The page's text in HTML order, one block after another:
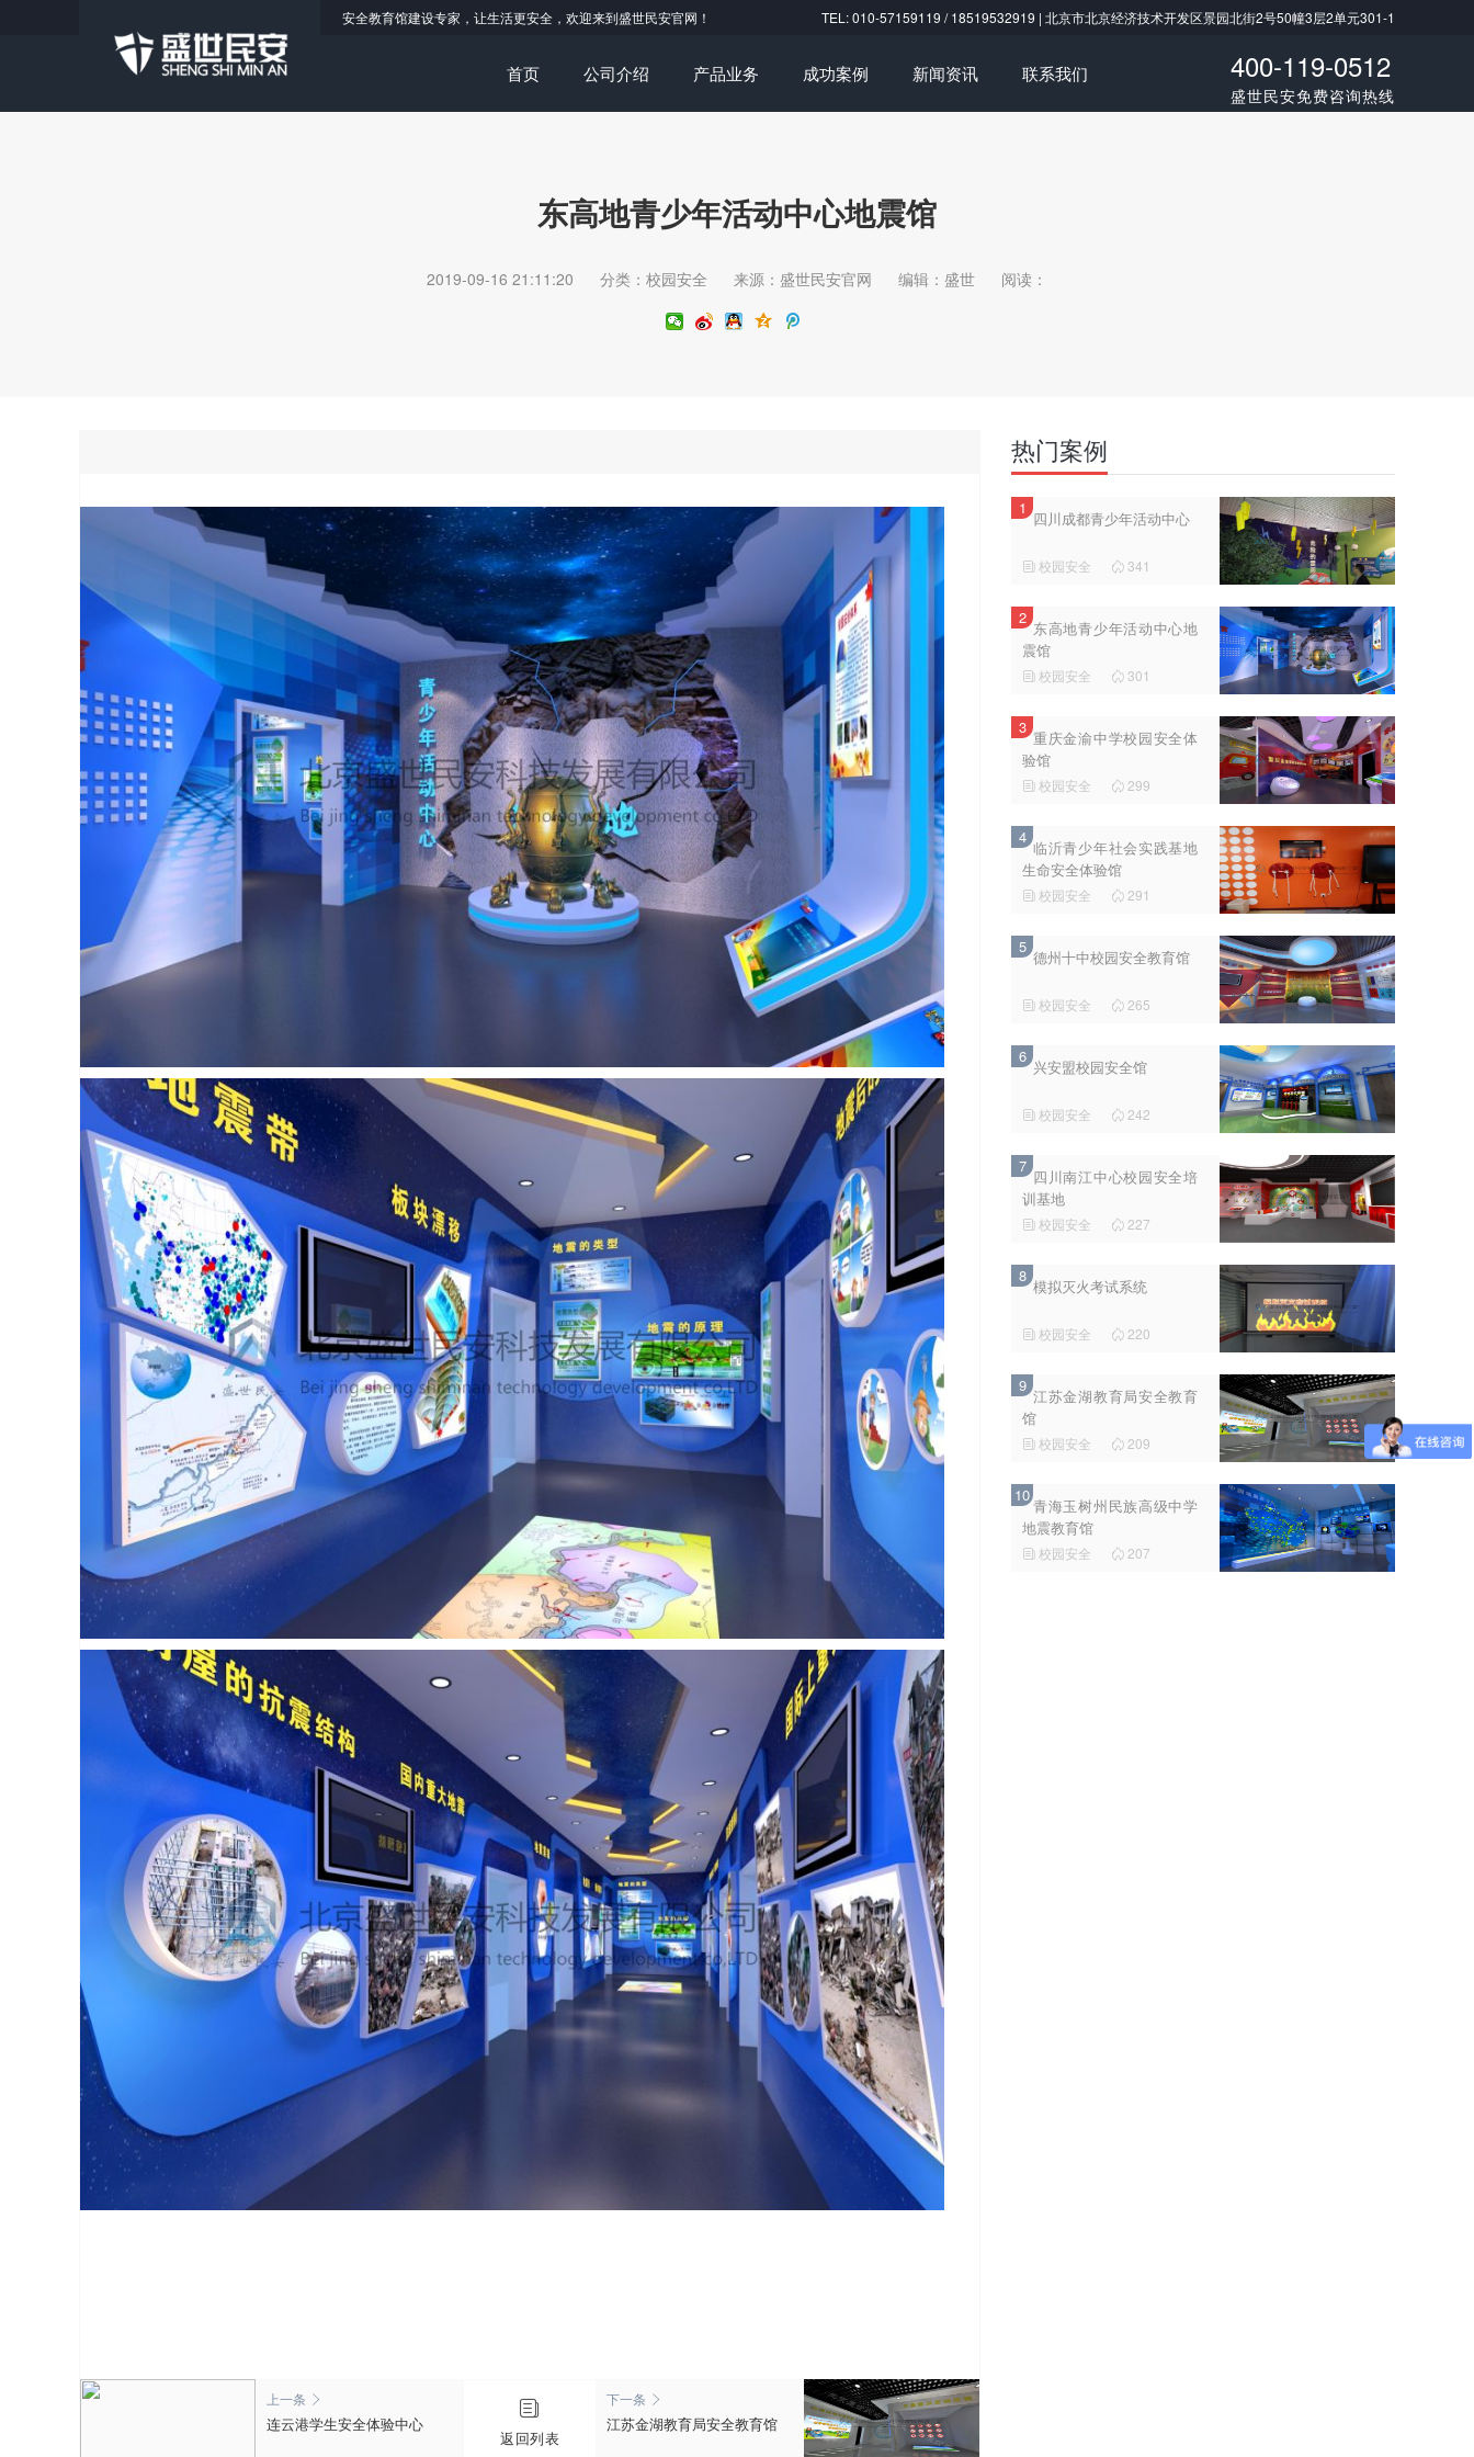
安全教育馆建设专家，让生活更安全，欢迎来到盛世民安官网！ TEL: 010-57159119 / 18519532919 | 北京市北京经济技术开发区景园北街2号50幢3层2单元301-1
首页 公司介绍 产品业务 成功案例 新闻资讯 联系我们 400-119-0512
盛世民安免费咨询热线
东高地青少年活动中心地震馆
2019-09-16 21:11:20 分类：校园安全 来源：盛世民安官网 编辑：盛世 阅读：
上一条 
连云港学生安全体验中心

返回列表
下一条 
江苏金湖教育局安全教育馆
热门案例
四川成都青少年活动中心
 校园安全  341
1
东高地青少年活动中心地
震馆
 校园安全  301
2
重庆金渝中学校园安全体
验馆
 校园安全  299
3
临沂青少年社会实践基地
生命安全体验馆
 校园安全  291
4
德州十中校园安全教育馆
 校园安全  265
5
兴安盟校园安全馆
 校园安全  242
6
四川南江中心校园安全培
训基地
 校园安全  227
7
模拟灭火考试系统
 校园安全  220
8
江苏金湖教育局安全教育
馆
 校园安全  209
9
青海玉树州民族高级中学
地震教育馆
 校园安全  207
10